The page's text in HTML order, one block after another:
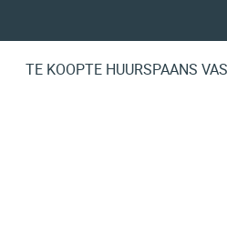
TE KOOPTE HUURSPAANS